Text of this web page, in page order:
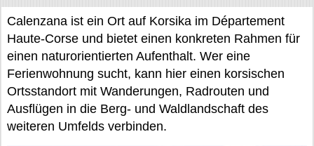
Calenzana ist ein Ort auf Korsika im Département
Haute-Corse und bietet einen konkreten Rahmen für
einen naturorientierten Aufenthalt. Wer eine
Ferienwohnung sucht, kann hier einen korsischen
Ortsstandort mit Wanderungen, Radrouten und
Ausflügen in die Berg- und Waldlandschaft des
weiteren Umfelds verbinden.